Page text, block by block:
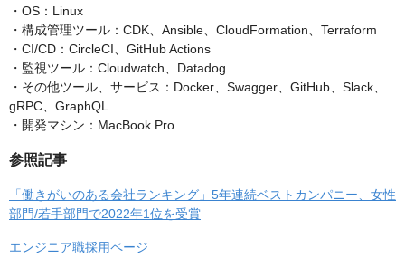
・OS：Linux
・構成管理ツール：CDK、Ansible、CloudFormation、Terraform
・CI/CD：CircleCI、GitHub Actions
・監視ツール：Cloudwatch、Datadog
・その他ツール、サービス：Docker、Swagger、GitHub、Slack、
gRPC、GraphQL
・開発マシン：MacBook Pro
参照記事
「働きがいのある会社ランキング」5年連続ベストカンパニー、女性
部門/若手部門で2022年1位を受賞
エンジニア職採用ページ